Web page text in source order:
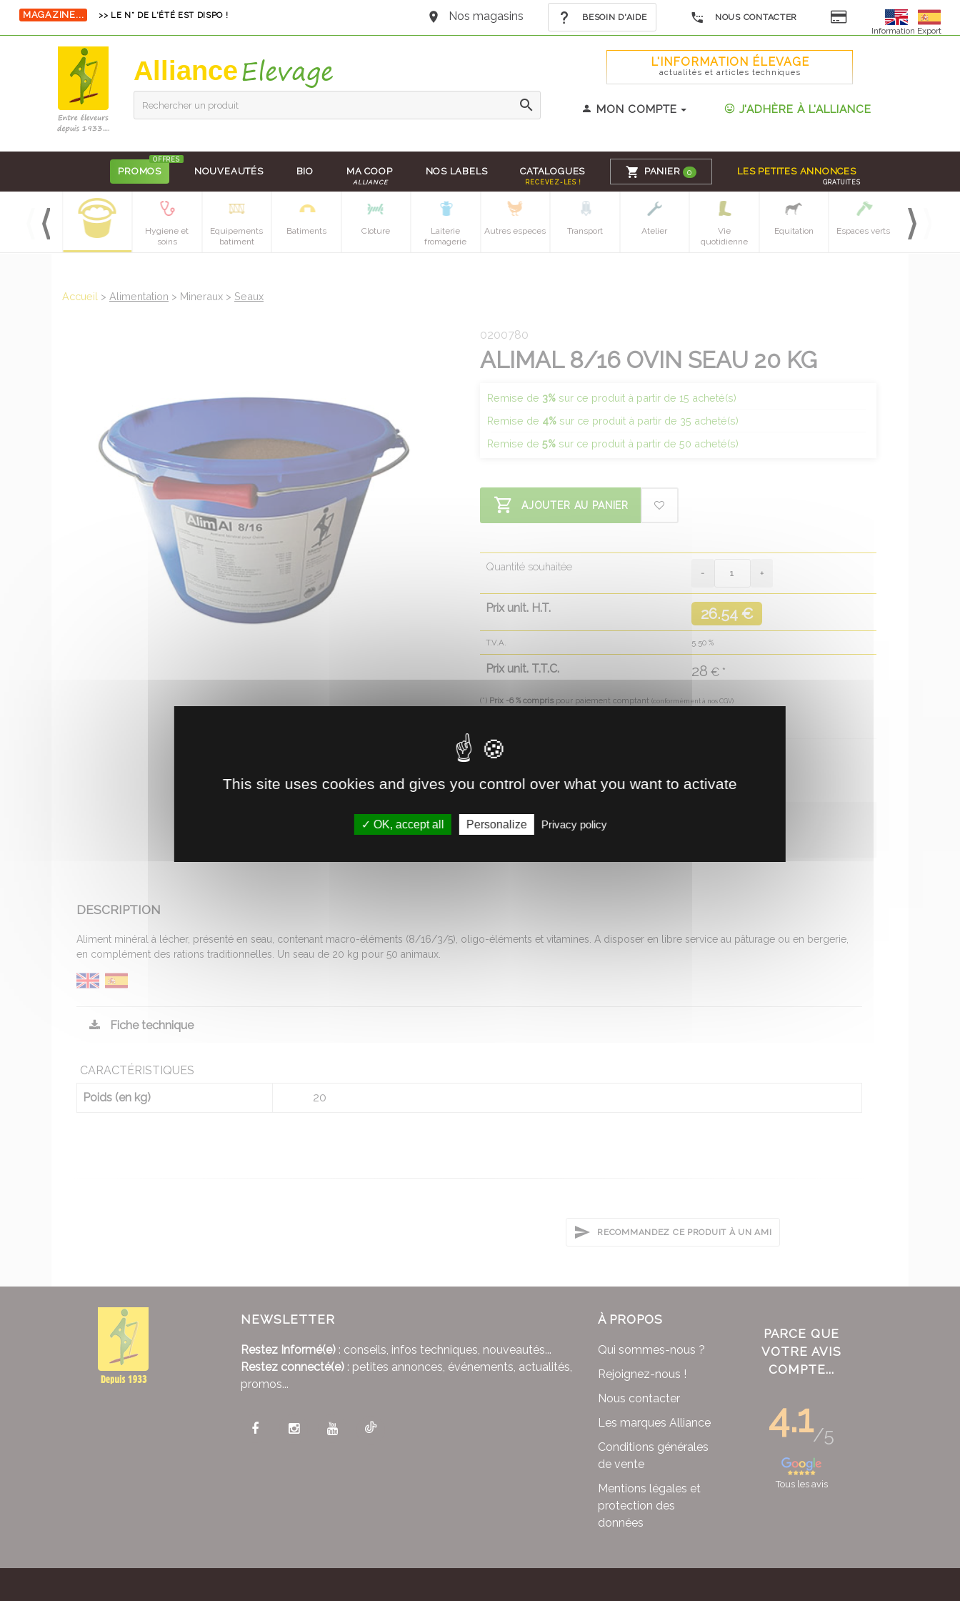
MAGAZINE... >> LE N° DE L'ÉTÉ EST DISPO ! Nos magasins BESOIN D'AIDE
NOUS CONTACTER
Information Export
Alliance
Rechercher un produit
L'INFORMATION ÉLEVAGE
actualités et articles techniques
MON COMPTE J'ADHÈRE À L'ALLIANCE
PROMOS
OFFRES
NOUVEAUTÉS BIO MA COOP
ALLIANCE
NOS LABELS CATALOGUES
RECEVEZ-LES !
PANIER 0 LES PETITES ANNONCES
GRATUITES
Petit materiel
Hygiene et
soins
Equipements
batiment
Batiments Cloture
Laiterie
fromagerie
Autres especes Transport Atelier
Vie
quotidienne
Equitation Espaces verts
Sol, culture &
Accueil > Alimentation > Mineraux > Seaux
0200780
ALIMAL 8/16 OVIN SEAU 20 KG
Remise de 3% sur ce produit à partir de 15 acheté(s)
Remise de 4% sur ce produit à partir de 35 acheté(s)
Remise de 5% sur ce produit à partir de 50 acheté(s)
AJOUTER AU PANIER
Quantité souhaitée
Prix unit. H.T. 26.54 €
T.V.A. 5.50 %
Prix unit. T.T.C. 28 € *
(*) Prix -6 % compris pour paiement comptant (conformément à nos CGV)
Retrait direct en magasin
DESCRIPTION
Aliment minéral à lécher, présenté en seau, contenant macro-éléments (8/16/3/5), oligo-éléments et vitamines. A disposer en libre service au pâturage ou en bergerie,
en complément des rations traditionnelles. Un seau de 20 kg pour 50 animaux.
Fiche technique
CARACTÉRISTIQUES
Poids (en kg)
20
RECOMMANDEZ CE PRODUIT À UN AMI
À PROPOS
Qui sommes-nous ?
Rejoignez-nous !
Nous contacter
Les marques Alliance
Conditions générales
de vente
Mentions légales et
protection des
données
PARCE QUE
VOTRE AVIS
COMPTE...
4.1/5
Tous les avis
NEWSLETTER
Restez Informé(e) : conseils, infos techniques, nouveautés...
Restez connecté(e) : petites annonces, événements, actualités,
promos...
This site uses cookies and gives you control over what you want to activate
OK, accept all Personalize Privacy policy